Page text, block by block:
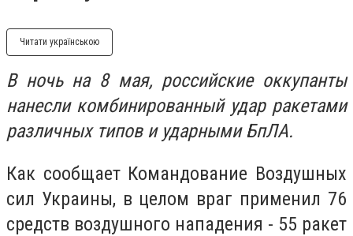
Читати українською
В ночь на 8 мая, российские оккупанты
нанесли комбинированный удар ракетами
различных типов и ударными БпЛА.
Как сообщает Командование Воздушных
сил Украины, в целом враг применил 76
средств воздушного нападения - 55 ракет